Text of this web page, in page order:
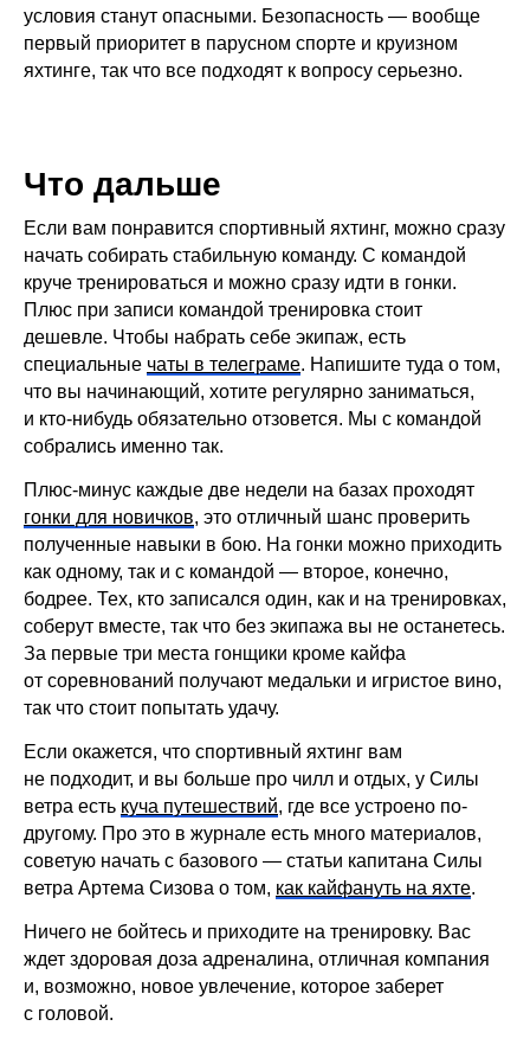
условия станут опасными. Безопасность — вообще
первый приоритет в парусном спорте и круизном
яхтинге, так что все подходят к вопросу серьезно.
Что дальше
Если вам понравится спортивный яхтинг, можно сразу
начать собирать стабильную команду. С командой
круче тренироваться и можно сразу идти в гонки.
Плюс при записи командой тренировка стоит
дешевле. Чтобы набрать себе экипаж, есть
специальные чаты в телеграме. Напишите туда о том,
что вы начинающий, хотите регулярно заниматься,
и кто-нибудь обязательно отзовется. Мы с командой
собрались именно так.
Плюс-минус каждые две недели на базах проходят
гонки для новичков, это отличный шанс проверить
полученные навыки в бою. На гонки можно приходить
как одному, так и с командой — второе, конечно,
бодрее. Тех, кто записался один, как и на тренировках,
соберут вместе, так что без экипажа вы не останетесь.
За первые три места гонщики кроме кайфа
от соревнований получают медальки и игристое вино,
так что стоит попытать удачу.
Если окажется, что спортивный яхтинг вам
не подходит, и вы больше про чилл и отдых, у Силы
ветра есть куча путешествий, где все устроено по-
другому. Про это в журнале есть много материалов,
советую начать с базового — статьи капитана Силы
ветра Артема Сизова о том, как кайфануть на яхте.
Ничего не бойтесь и приходите на тренировку. Вас
ждет здоровая доза адреналина, отличная компания
и, возможно, новое увлечение, которое заберет
с головой.